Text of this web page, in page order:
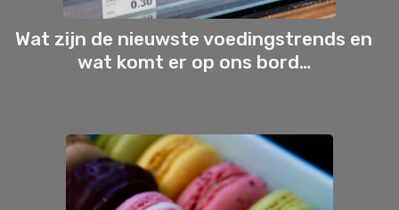
Wat zijn de nieuwste voedingstrends en
wat komt er op ons bord…